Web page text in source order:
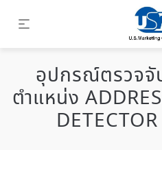
อุปกรณ์ตรวจจั
ตำแหน่ง